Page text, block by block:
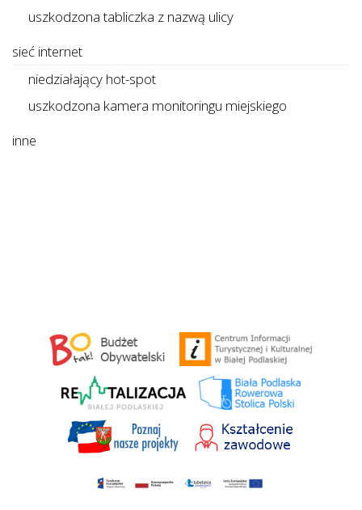
uszkodzona tabliczka z nazwą ulicy
sieć internet
niedziałający hot-spot
uszkodzona kamera monitoringu miejskiego
inne